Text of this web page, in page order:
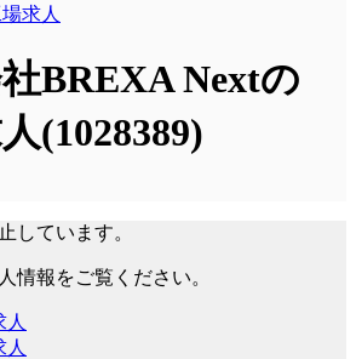
求人
BREXA Nextの
(1028389)
しています。
情報をご覧ください。